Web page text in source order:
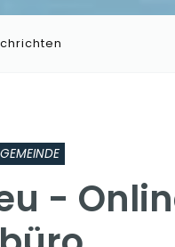
GEMEINDE
-